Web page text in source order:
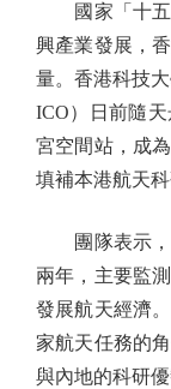
國家「十五
興產業發展，
量。香港科技
ICO）日前隨
宮空間站，成
填補本港航天科
團隊表示，
兩年，主要監
發展航天經濟
家航天任務的
與內地的科研